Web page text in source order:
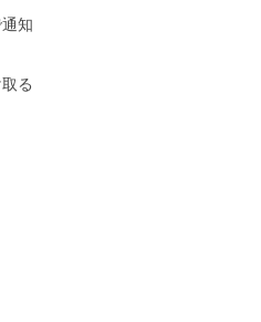
知
る